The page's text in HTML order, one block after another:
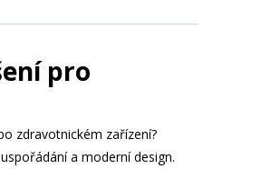
pro
zdravotnickém zařízení?
a moderní design.